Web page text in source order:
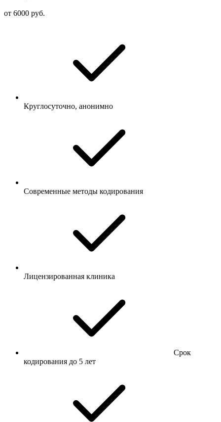
от 6000 руб.
Круглосуточно, анонимно
Современные методы кодирования
Лицензированная клиника
Срок
кодирования до 5 лет